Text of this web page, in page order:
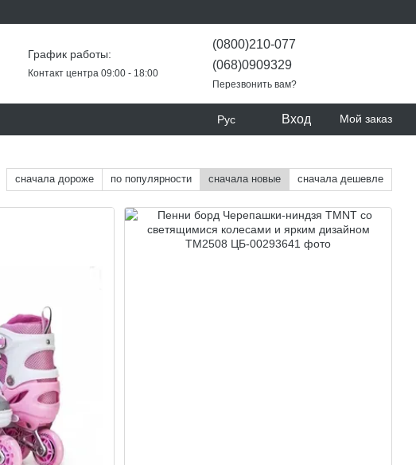
График работы:
Контакт центра 09:00 - 18:00
(0800)210-077
(068)0909329
Перезвонить вам?
Рус Вход Мой заказ
сначала дороже по популярности сначала новые сначала дешевле